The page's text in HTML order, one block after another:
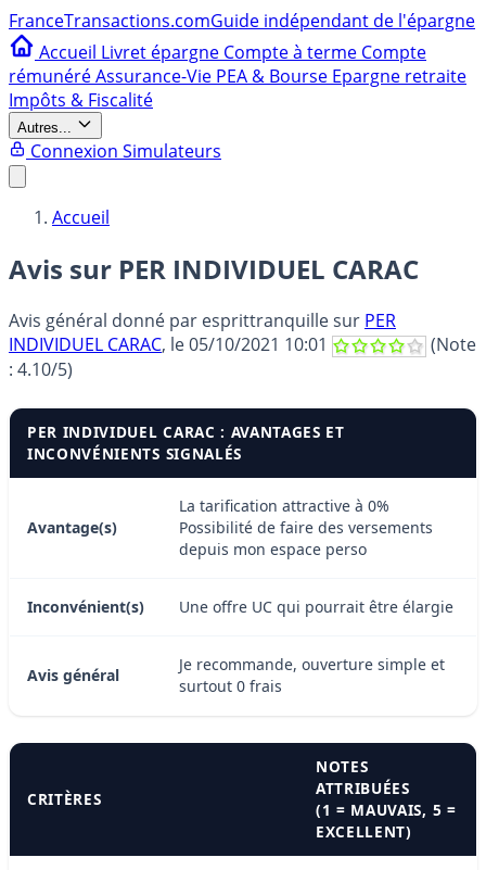
FranceTransactions.comGuide indépendant de l'épargne
Accueil Livret épargne Compte à terme Compte
rémunéréAssurance-Vie PEA & Bourse Epargne retraite
Impôts & Fiscalité
Autres...
Connexion Simulateurs
Accueil
Avis sur PER INDIVIDUEL CARAC
Avis général donné par esprittranquillesur PER
INDIVIDUEL CARAC, le05/10/2021 10:01
(Note
: 4.10/5)
PER INDIVIDUEL CARAC : AVANTAGES ET
INCONVÉNIENTS SIGNALÉS
Avantage(s)
La tarification attractive à 0%
Possibilité de faire des versements
depuis mon espace perso
Inconvénient(s) Une offre UC qui pourrait être élargie
Avis général
Je recommande, ouverture simple et
surtout 0 frais
CRITÈRES
NOTES
ATTRIBUÉES
(1 = MAUVAIS, 5 =
EXCELLENT)